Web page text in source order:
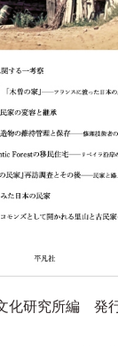
化研究所編 発